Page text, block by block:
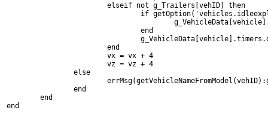
			elseif not g_Trailers[vehID] then
if
				end
			end
			vx = vx + 4
			vz = vz + 4
		else
		end
	end
end